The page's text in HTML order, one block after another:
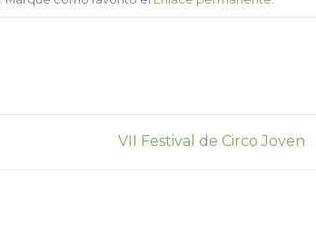
VII Festival de Circo Joven